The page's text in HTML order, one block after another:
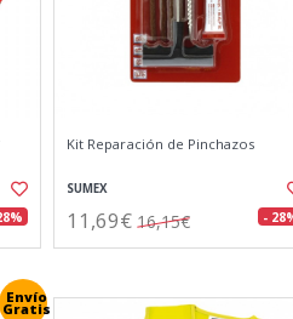
Kit Reparación de Pinchazos
SUMEX
11,69€ 16,15€ -
Envío
Gratis